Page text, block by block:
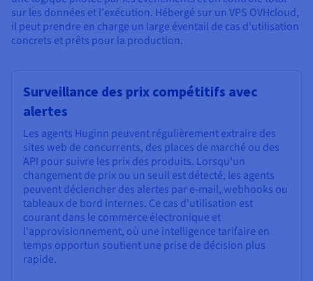
sur les données et l'exécution. Hébergé sur un VPS OVHcloud,
il peut prendre en charge un large éventail de cas d'utilisation
concrets et prêts pour la production.
Surveillance des prix compétitifs avec
alertes
Les agents Huginn peuvent régulièrement extraire des
sites web de concurrents, des places de marché ou des
API pour suivre les prix des produits. Lorsqu'un
changement de prix ou un seuil est détecté, les agents
peuvent déclencher des alertes par e-mail, webhooks ou
tableaux de bord internes. Ce cas d'utilisation est
courant dans le commerce électronique et
l'approvisionnement, où une intelligence tarifaire en
temps opportun soutient une prise de décision plus
rapide.